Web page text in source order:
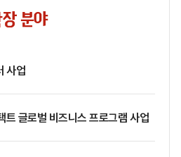
분야
사업
트 글로벌 비즈니스 프로그램 사업